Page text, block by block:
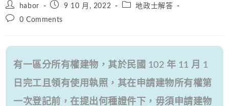
Post
author:
habor
Post9 10 月, 2022
Post地政士解答
Post0 Comments
有一區分所有權建物，其於民國 102 年 11 月 1
日完工且領有使用執照，其在申請建物所有權第
一次登記前，在提出何種證件下，毋須申請建物